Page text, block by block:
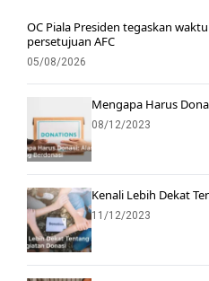
OC Piala Presiden tegaskan
persetujuan AFC
05/08/2026
Mengapa Harus
08/12/2023
Kenali Lebih Dekat
11/12/2023